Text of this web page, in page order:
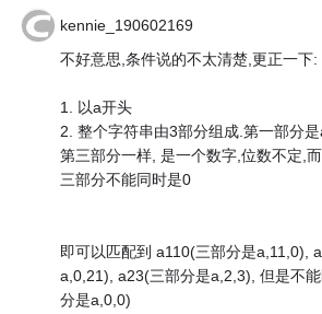
kennie_190602169
不好意思,条件说的不太清楚,更正一下:
1. 以a开头
2. 整个字符串由3部分组成.第一部分
第三部分一样, 是一个数字,位数不定,
三部分不能同时是0
即可以匹配到 a110(三部分是a,11,0),
a,0,21), a23(三部分是a,2,3), 但是不
分是a,0,0)